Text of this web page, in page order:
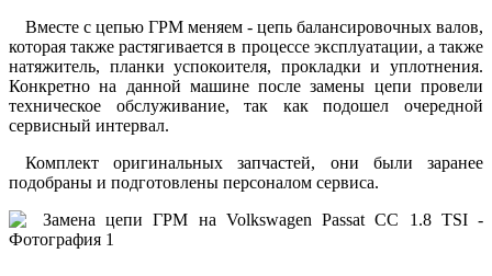
Вместе с цепью ГРМ меняем - цепь балансировочных валов,
которая также растягивается в процессе эксплуатации, а также
натяжитель, планки успокоителя, прокладки и уплотнения.
Конкретно на данной машине после замены цепи провели
техническое обслуживание, так как подошел очередной
сервисный интервал.
Комплект оригинальных запчастей, они были заранее
подобраны и подготовлены персоналом сервиса.